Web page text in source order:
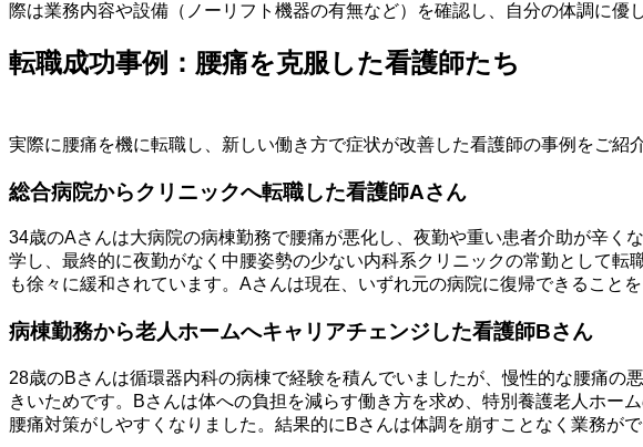
際は業務内容や設備（ノーリフト機器の有無など）を確認し、自分の体調に優
転職成功事例：腰痛を克服した看護師たち
実際に腰痛を機に転職し、新しい働き方で症状が改善した看護師の事例をご
総合病院からクリニックへ転職した看護師Aさん
34歳のAさんは大病院の病棟勤務で腰痛が悪化し、夜勤や重い患者介助が辛
学し、最終的に夜勤がなく中腰姿勢の少ない内科系クリニックの常勤として
も徐々に緩和されています。Aさんは現在、いずれ元の病院に復帰できること
病棟勤務から老人ホームへキャリアチェンジした看護師Bさん
28歳のBさんは循環器内科の病棟で経験を積んでいましたが、慢性的な腰痛
きいためです。Bさんは体への負担を減らす働き方を求め、特別養護老人ホ
腰痛対策がしやすくなりました。結果的にBさんは体調を崩すことなく業務が